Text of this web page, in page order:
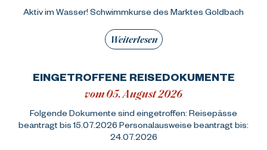
Aktiv im Wasser! Schwimmkurse des Marktes Goldbach
Weiterlesen
EINGETROFFENE REISEDOKUMENTE
vom 05. August 2026
Folgende Dokumente sind eingetroffen: Reisepässe
beantragt bis 15.07.2026 Personalausweise beantragt bis:
24.07.2026